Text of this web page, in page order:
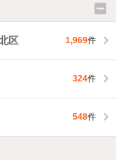
区 1,969件
324件
548件